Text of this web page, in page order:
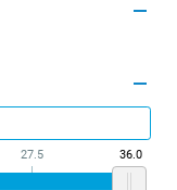
27.5 36.0